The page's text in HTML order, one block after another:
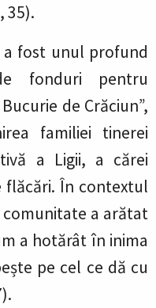
35).
a fost unul profund
fonduri pentru
de Crăciun”,
familiei tinerei
a Ligii, a cărei
flăcări. În contextul
a arătat
a hotărât în inima
pe cel ce dă cu